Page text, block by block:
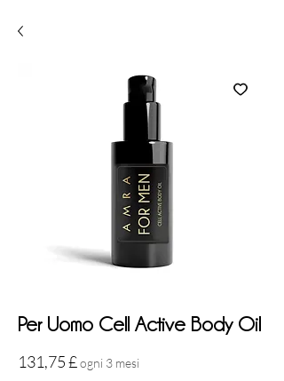
Per Uomo Cell Active Body Oil
131,75 £Prezzo
ogni 3 mesi